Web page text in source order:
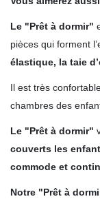
Le "Prêt à dormir"
pièces qui forment
élastique, la taie
Il est très
chambres des
Le "Prêt à dormir"
couverts les
commode et
Notre "Prêt à